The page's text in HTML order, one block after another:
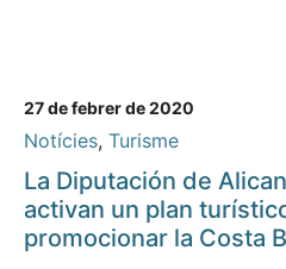
27 de febrer de 2020
Notícies, Turisme
La Diputación de
activan un plan
promocionar la Costa